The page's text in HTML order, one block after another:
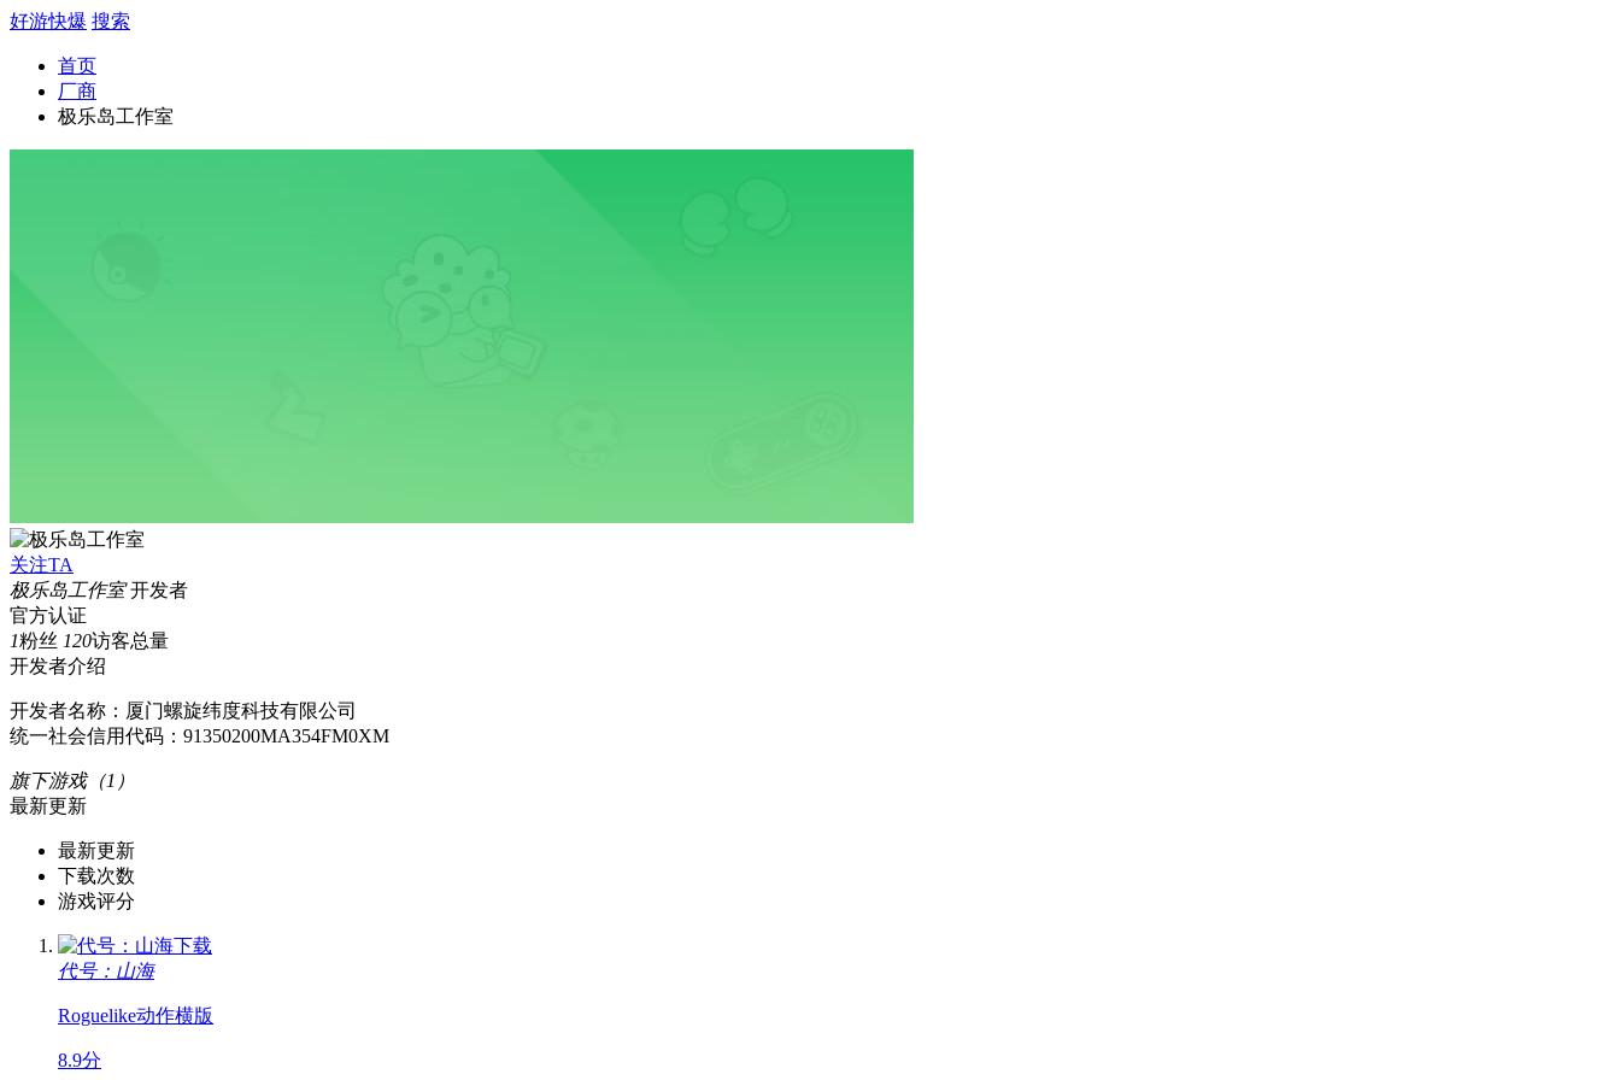
好游快爆 搜索
首页
厂商
极乐岛工作室
关注TA
极乐岛工作室 开发者
官方认证
1粉丝 120访客总量
开发者介绍
开发者名称：厦门螺旋纬度科技有限公司
统一社会信用代码：91350200MA354FM0XM
旗下游戏（1）
最新更新
最新更新
下载次数
游戏评分
代号：山海
Roguelike动作横版
8.9分